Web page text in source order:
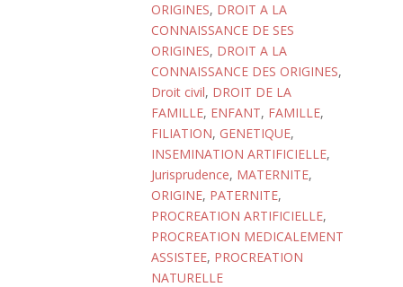
ORIGINES, DROIT A LA
CONNAISSANCE DE SES
ORIGINES, DROIT A LA
CONNAISSANCE DES ORIGINES,
Droit civil, DROIT DE LA
FAMILLE, ENFANT, FAMILLE,
FILIATION, GENETIQUE,
INSEMINATION ARTIFICIELLE,
Jurisprudence, MATERNITE,
ORIGINE, PATERNITE,
PROCREATION ARTIFICIELLE,
PROCREATION MEDICALEMENT
ASSISTEE, PROCREATION
NATURELLE